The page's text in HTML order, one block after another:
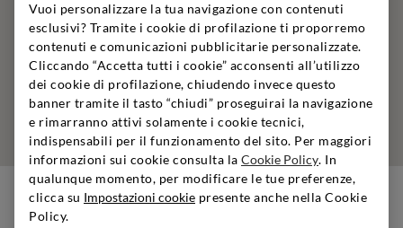
Vuoi personalizzare la tua navigazione con contenuti
esclusivi? Tramite i cookie di profilazione ti proporremo
contenuti e comunicazioni pubblicitarie personalizzate.
Cliccando “Accetta tutti i cookie” acconsenti all’utilizzo
dei cookie di profilazione, chiudendo invece questo
banner tramite il tasto “chiudi” proseguirai la navigazione
e rimarranno attivi solamente i cookie tecnici,
indispensabili per il funzionamento del sito. Per maggiori
informazioni sui cookie consulta la Cookie Policy. In
qualunque momento, per modificare le tue preferenze,
clicca su Impostazioni cookie presente anche nella Cookie
Policy.